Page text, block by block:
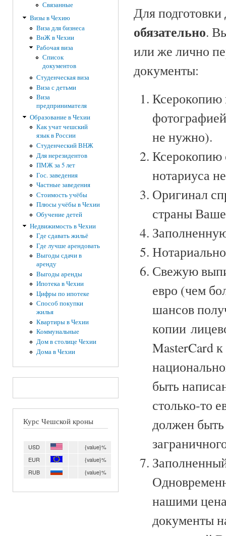
Связанные
Визы в Чехию
Виза для бизнеса
ВнЖ в Чехии
Рабочая виза
Список
документов
Студенческая виза
Виза с детьми
Виза
предпринимателя
Образование в Чехии
Как учат чешский
язык в России
Студенческий ВНЖ
Для нерезидентов
ПМЖ за 5 лет
Гос. заведения
Частные заведения
Стоимость учёбы
Плюсы учёбы в Чехии
Обучение детей
Недвижимость в Чехии
Где сдавать жильё
Где лучше арендовать
Выгоды сдачи в
аренду
Выгоды аренды
Ипотека в Чехии
Цифры по ипотеке
Способ покупки
жилья
Квартиры в Чехии
Коммунальные
Дом в столице Чехии
Дома в Чехии
Курс Чешской кроны
USD
{value}%
EUR
{value}%
RUB
{value}%
Для
обязательно.
или же лично
документы:
Ксерокопию
не нужно).
Ксерокопию
нотариуса
Оригинал
страны
Свежую
евро (чем
шансов
копии
MasterCard
быть
столько-то
должен быть
нашими
документы